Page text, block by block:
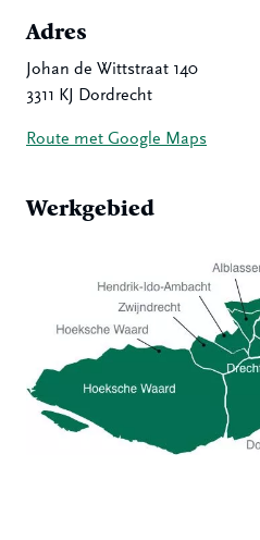
Adres
Johan de Wittstraat 140
3311 KJ Dordrecht
Route met Google Maps
Werkgebied